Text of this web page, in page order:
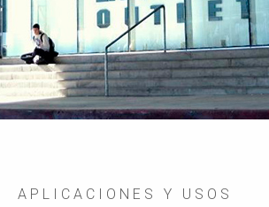
APLICACIONES Y USOS